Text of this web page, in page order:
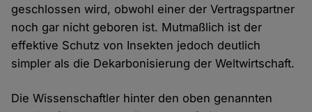
geschlossen wird, obwohl einer der Vertragspartner
noch gar nicht geboren ist. Mutmaßlich ist der
effektive Schutz von Insekten jedoch deutlich
simpler als die Dekarbonisierung der Weltwirtschaft.
Die Wissenschaftler hinter den oben genannten